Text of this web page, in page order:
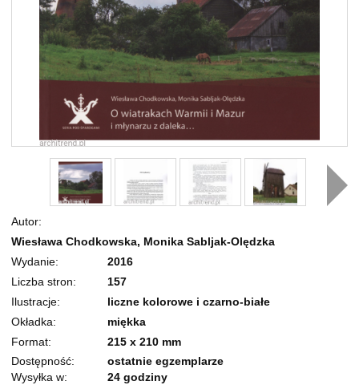
Autor
Wiesława Chodkowska, Monika Sabljak-Olędzka
Wydanie
2016
Liczba stron
157
Ilustracje
liczne kolorowe i czarno-białe
Okładka
miękka
Format
215 x 210 mm
Dostępność:
ostatnie egzemplarze
Wysyłka w:
24 godziny